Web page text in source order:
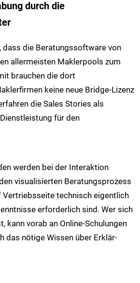
durch die
dass die Beratungssoftware von
allermeisten Maklerpools zum
brauchen die dort
keine neue Bridge-Lizenz
die Sales Stories als
für den
werden bei der Interaktion
visualisierten Beratungsprozess
Vertriebsseite technisch eigentlich
erforderlich sind. Wer sich
kann vorab an Online-Schulungen
das nötige Wissen über Erklär-